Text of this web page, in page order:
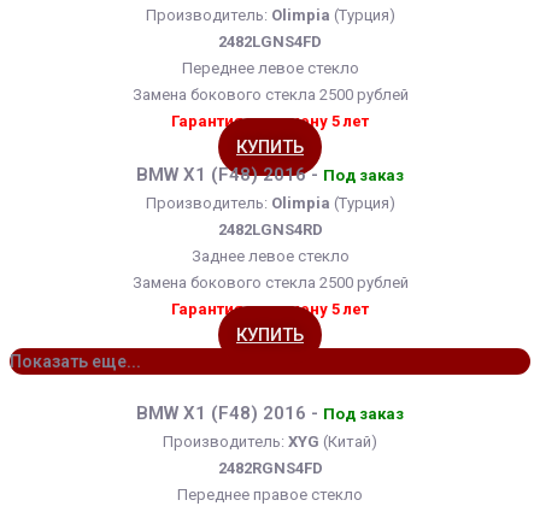
Производитель: Olimpia (Турция)
2482LGNS4FD
Переднее левое стекло
Замена бокового стекла 2500 рублей
Гарантия на замену 5 лет
КУПИТЬ
BMW X1 (F48) 2016 - Под заказ
Производитель: Olimpia (Турция)
2482LGNS4RD
Заднее левое стекло
Замена бокового стекла 2500 рублей
Гарантия на замену 5 лет
КУПИТЬ
Показать еще...
BMW X1 (F48) 2016 - Под заказ
Производитель: XYG (Китай)
2482RGNS4FD
Переднее правое стекло